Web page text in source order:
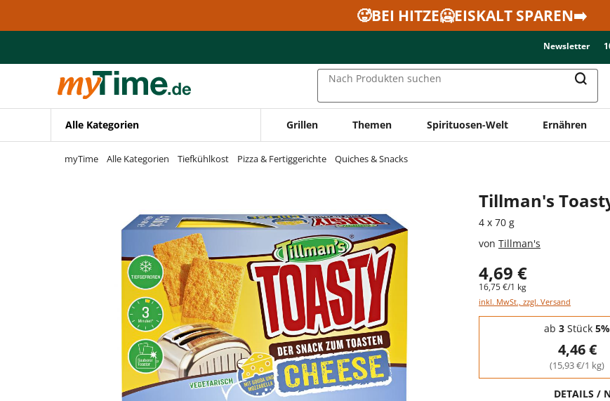
Zur Navigation springen
🥵BEI HITZE🥶EISKALT SPAREN➡️
Newsletter
Nach Produkten suchen
Alle Kategorien Grillen Themen Spirituosen-Welt Ernähren
myTime Alle Kategorien Tiefkühlkost Pizza & Fertiggerichte Quiches & Snacks
Tillman's
4 x 70 g
von Tillman's
4,69 €
16,75 €/1 kg
inkl. MwSt., zzgl. Versand
Staffelpreise - Mengenrabatt
ab 3 Stück 5%
4,46 €
(15,93 €/1 kg)
DETAILS /